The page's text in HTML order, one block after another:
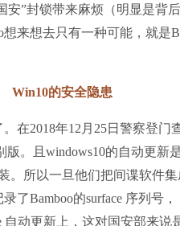
安”封锁带来麻烦（明显是背
来想去只有一种可能，就是
Win10的安全隐患
在2018年12月25日警察登门
。且windows10的自动更新
。所以一旦他们把间谍软件
了Bamboo的surface 序列号
自动更新上，这对国安部来说